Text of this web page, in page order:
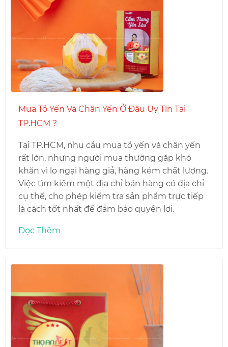
Mua Tổ Yến Và Chân Yến Ở Đâu Uy Tín Tại
TP.HCM ?
Tại TP.HCM, nhu cầu mua tổ yến và chân yến
rất lớn, nhưng người mua thường gặp khó
khăn vì lo ngại hàng giả, hàng kém chất lượng.
Việc tìm kiếm một địa chỉ bán hàng có địa chỉ
cụ thể, cho phép kiểm tra sản phẩm trực tiếp
là cách tốt nhất để đảm bảo quyền lợi.
Đọc Thêm